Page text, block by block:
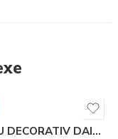
PANOU DECORATIV DAIKIN BYBCQ40H